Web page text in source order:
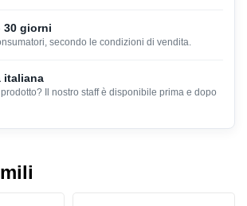
30 giorni
secondo le condizioni di vendita.
italiana
Il nostro staff è disponibile prima e dopo